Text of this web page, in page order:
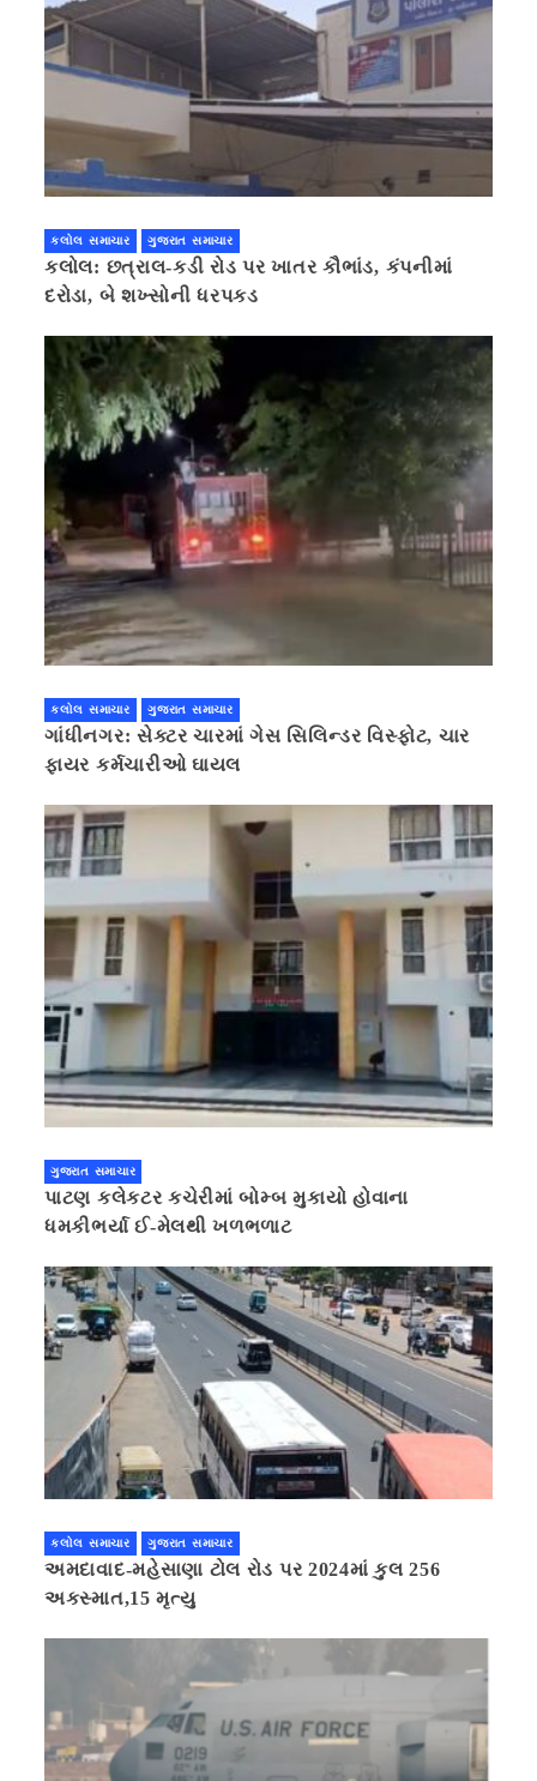
કલોલ સમાચાર ગુજરાત સમાચાર
કલોલ: છત્રાલ-કડી રોડ પર ખાતર કૌભાંડ, કંપનીમાં
દરોડા, બે શખ્સોની ધરપકડ
કલોલ સમાચાર ગુજરાત સમાચાર
ગાંધીનગર: સેક્ટર ચારમાં ગેસ સિલિન્ડર વિસ્ફોટ, ચાર
ફાયર કર્મચારીઓ ઘાયલ
ગુજરાત સમાચાર
પાટણ કલેકટર કચેરીમાં બોમ્બ મુકાયો હોવાના
ધમકીભર્યા ઈ-મેલથી ખળભળાટ
કલોલ સમાચાર ગુજરાત સમાચાર
અમદાવાદ-મહેસાણા ટોલ રોડ પર 2024માં કુલ 256
અકસ્માત,15 મૃત્યુ